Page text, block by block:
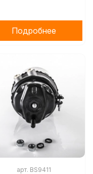
Подробнее
арт. BS9411